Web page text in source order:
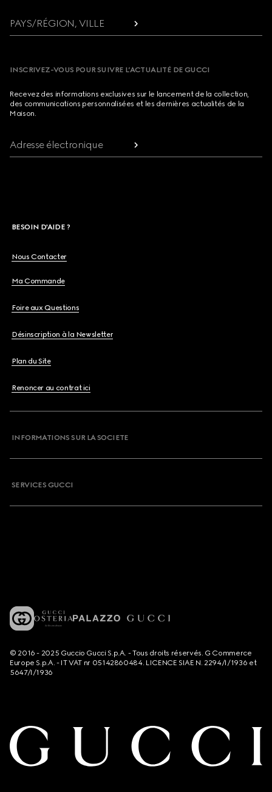
PAYS/RÉGION, VILLE
INSCRIVEZ-VOUS POUR SUIVRE L’ACTUALITÉ DE GUCCI
Recevez des informations exclusives sur le lancement de la collection,
des communications personnalisées et les dernières actualités de la
Maison.
Adresse électronique
BESOIN D'AIDE ?
Nous Contacter
Ma Commande
Foire aux Questions
Désinscription à la Newsletter
Plan du Site
Renoncer au contrat ici
INFORMATIONS SUR LA SOCIETE
SERVICES GUCCI
© 2016 - 2025 Guccio Gucci S.p.A. - Tous droits réservés. G Commerce
Europe S.p.A. - IT VAT nr 05142860484. LICENCE SIAE N. 2294/I/1936 et
5647/I/1936